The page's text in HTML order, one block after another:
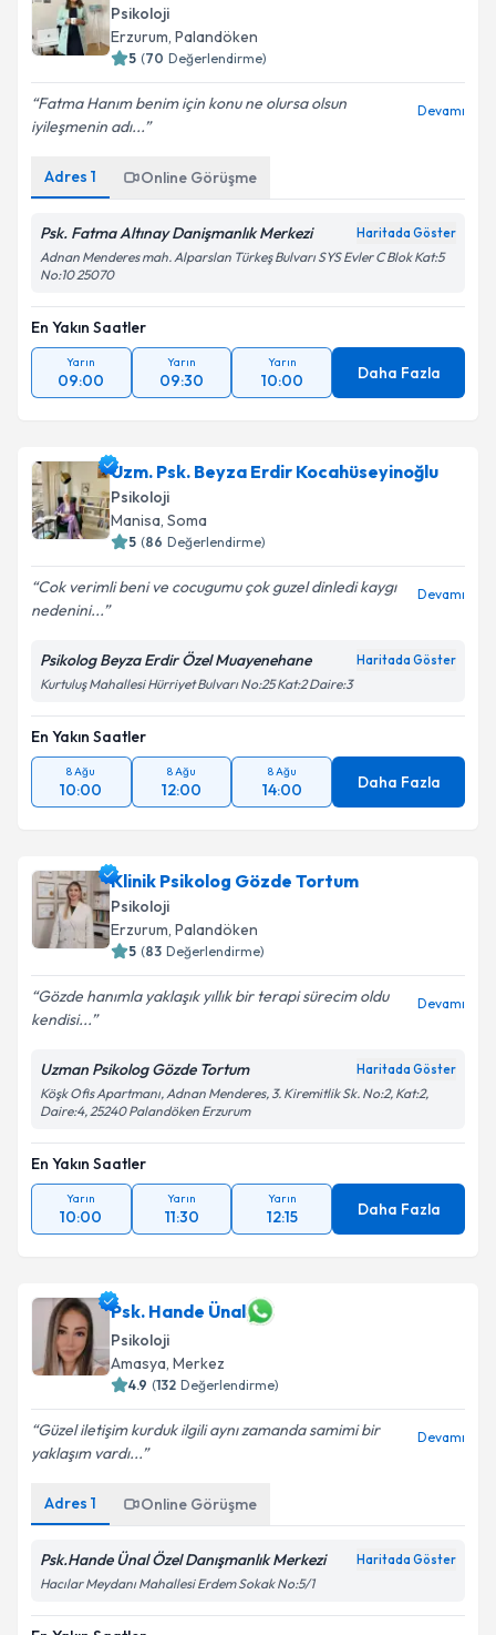
Psikoloji
Erzurum, Palandöken
5 (70 Değerlendirme)
Fatma Hanım benim için konu ne olursa olsun
iyileşmenin adı...
Devamı
Adres 1 Online Görüşme
Psk. Fatma Altınay Danişmanlık Merkezi Haritada Göster
Adnan Menderes mah. Alparslan Türkeş Bulvarı SYS Evler C Blok Kat:5
No:10 25070
En Yakın Saatler
Yarın
09:00
Yarın
09:30
Yarın
10:00 Daha Fazla
Uzm. Psk. Beyza Erdir Kocahüseyinoğlu
Psikoloji
Manisa, Soma
5 (86 Değerlendirme)
Cok verimli beni ve cocugumu çok guzel dinledi kaygı
nedenini...
Devamı
Psikolog Beyza Erdir Özel Muayenehane Haritada Göster
Kurtuluş Mahallesi Hürriyet Bulvarı No:25 Kat:2 Daire:3
En Yakın Saatler
8 Ağu
10:00
8 Ağu
12:00
8 Ağu
14:00 Daha Fazla
Klinik Psikolog Gözde Tortum
Psikoloji
Erzurum, Palandöken
5 (83 Değerlendirme)
Gözde hanımla yaklaşık yıllık bir terapi sürecim oldu
kendisi...
Devamı
Uzman Psikolog Gözde Tortum Haritada Göster
Köşk Ofis Apartmanı, Adnan Menderes, 3. Kiremitlik Sk. No:2, Kat:2,
Daire:4, 25240 Palandöken Erzurum
En Yakın Saatler
Yarın
10:00
Yarın
11:30
Yarın
12:15 Daha Fazla
Psk. Hande Ünal
Psikoloji
Amasya, Merkez
4.9 (132 Değerlendirme)
Güzel iletişim kurduk ilgili aynı zamanda samimi bir
yaklaşım vardı...
Devamı
Adres 1 Online Görüşme
Psk.Hande Ünal Özel Danışmanlık Merkezi Haritada Göster
Hacılar Meydanı Mahallesi Erdem Sokak No:5/1